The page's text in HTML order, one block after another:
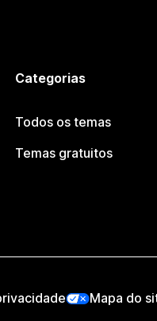
Categorias
Todos os temas
Temas gratuitos
Mapa do